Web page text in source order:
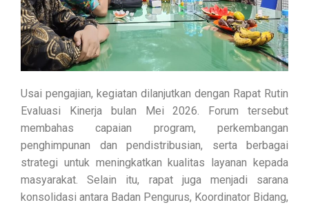
Usai pengajian, kegiatan dilanjutkan dengan Rapat Rutin
Evaluasi Kinerja bulan Mei 2026. Forum tersebut
membahas capaian program, perkembangan
penghimpunan dan pendistribusian, serta berbagai
strategi untuk meningkatkan kualitas layanan kepada
masyarakat. Selain itu, rapat juga menjadi sarana
konsolidasi antara Badan Pengurus, Koordinator Bidang,